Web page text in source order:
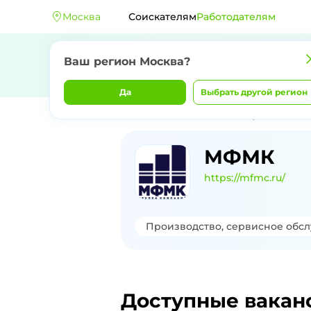
Москва
Ваш регион Москва?
Да Выбрать другой регион
СоискателямРаботодателям
Доступные
МФМК
https://mfmc.ru/
Производство, сервисное
Доступные